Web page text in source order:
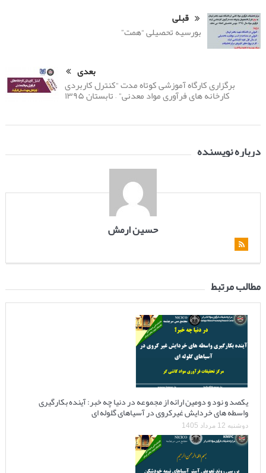
قبلی
بورسیه تحصیلی “همت”
بعدی
برگزاری کارگاه آموزشی کوتاه مدت “کنترل کاربردی
کارخانه های فرآوری مواد معدنی” – تابستان ۱۳۹۵
درباره نویسنده
حسین ارمش
مطالب مرتبط
یکصد و نود و دومین ارائه از مجموعه در دنیا چه خبر: آینده بکارگیری
واسطه های خردایش غیرکروی در آسیاهای گلوله ای
دوشنبه 12 مرداد 1405